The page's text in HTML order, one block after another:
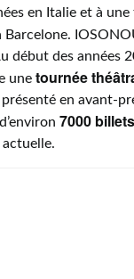
en Italie et à
Barcelone.
début des années
une tournée
en avant-
7000